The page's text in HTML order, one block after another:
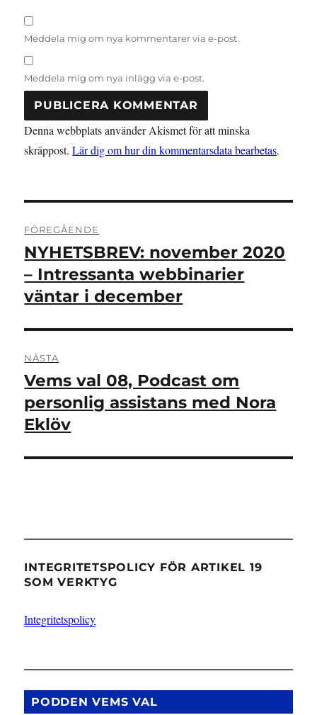
Meddela mig om nya kommentarer via e-post.
Meddela mig om nya inlägg via e-post.
Denna webbplats använder Akismet för att minska
skräppost.Lär dig om hur din kommentarsdata bearbetas.
FÖREGÅENDE
Föregående
inlägg:
NYHETSBREV: november 2020
– Intressanta webbinarier
väntar i december
NÄSTA
Nästa
inlägg:
Vems val 08, Podcast om
personlig assistans med Nora
Eklöv
INTEGRITETSPOLICY FÖR ARTIKEL 19
SOM VERKTYG
Integritetspolicy
PODDEN VEMS VAL